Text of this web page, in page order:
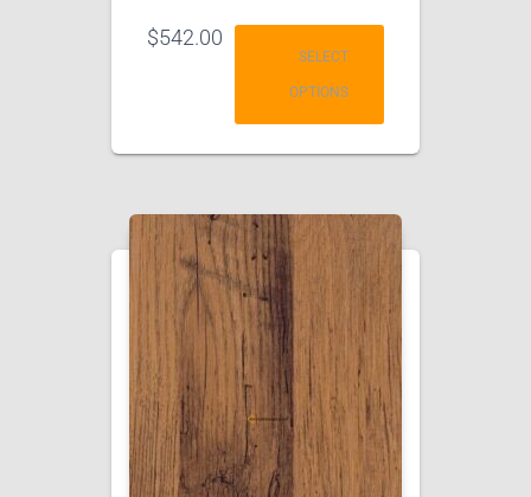
$542.00
SELECT
OPTIONS